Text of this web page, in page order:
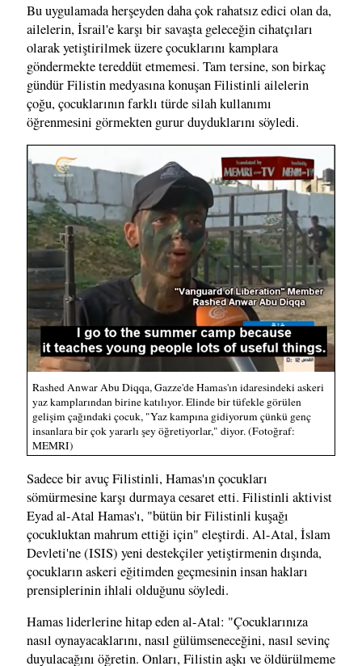
Bu uygulamada herşeyden daha çok rahatsız edici olan da,
ailelerin, İsrail'e karşı bir savaşta geleceğin cihatçıları
olarak yetiştirilmek üzere çocuklarını kamplara
göndermekte tereddüt etmemesi. Tam tersine, son birkaç
gündür Filistin medyasına konuşan Filistinli ailelerin
çoğu, çocuklarının farklı türde silah kullanımı
öğrenmesini görmekten gurur duyduklarını söyledi.
Rashed Anwar Abu Diqqa, Gazze'de Hamas'ın idaresindeki askeri
yaz kamplarından birine katılıyor. Elinde bir tüfekle görülen
gelişim çağındaki çocuk, "Yaz kampına gidiyorum çünkü genç
insanlara bir çok yararlı şey öğretiyorlar," diyor. (Fotoğraf:
MEMRI)
Sadece bir avuç Filistinli, Hamas'ın çocukları
sömürmesine karşı durmaya cesaret etti. Filistinli aktivist
Eyad al-Atal Hamas'ı, "bütün bir Filistinli kuşağı
çocukluktan mahrum ettiği için" eleştirdi. Al-Atal, İslam
Devleti'ne (ISIS) yeni destekçiler yetiştirmenin dışında,
çocukların askeri eğitimden geçmesinin insan hakları
prensiplerinin ihlali olduğunu söyledi.
Hamas liderlerine hitap eden al-Atal: "Çocuklarınıza
nasıl oynayacaklarını, nasıl gülümseneceğini, nasıl sevinç
duyulacağını öğretin. Onları, Filistin aşkı ve öldürülmeme